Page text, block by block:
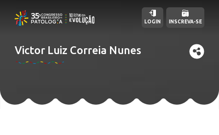
Victor Luiz Correia Nunes
LOGIN INSCREVA-SE